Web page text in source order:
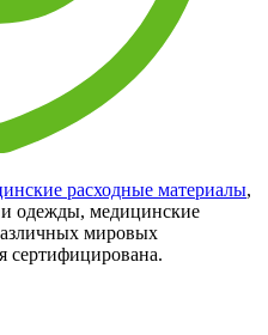
расходные материалы,
и одежды, медицинские
мировых
сертифицирована.